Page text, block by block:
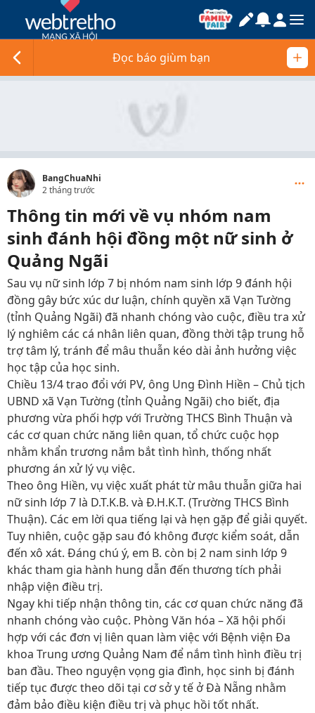
Đọc báo giùm bạn
BangChuaNhi
2 tháng trước
Thông tin mới về vụ nhóm nam
sinh đánh hội đồng một nữ sinh ở
Quảng Ngãi
Sau vụ nữ sinh lớp 7 bị nhóm nam sinh lớp 9 đánh hội
đồng gây bức xúc dư luận, chính quyền xã Vạn Tường
(tỉnh Quảng Ngãi) đã nhanh chóng vào cuộc, điều tra xử
lý nghiêm các cá nhân liên quan, đồng thời tập trung hỗ
trợ tâm lý, tránh để mâu thuẫn kéo dài ảnh hưởng việc
học tập của học sinh.
Chiều 13/4 trao đổi với PV, ông Ung Đình Hiền – Chủ tịch
UBND xã Vạn Tường (tỉnh Quảng Ngãi) cho biết, địa
phương vừa phối hợp với Trường THCS Bình Thuận và
các cơ quan chức năng liên quan, tổ chức cuộc họp
nhằm khẩn trương nắm bắt tình hình, thống nhất
phương án xử lý vụ việc.
Theo ông Hiền, vụ việc xuất phát từ mâu thuẫn giữa hai
nữ sinh lớp 7 là D.T.K.B. và Đ.H.K.T. (Trường THCS Bình
Thuận). Các em lời qua tiếng lại và hẹn gặp để giải quyết.
Tuy nhiên, cuộc gặp sau đó không được kiểm soát, dẫn
đến xô xát. Đáng chú ý, em B. còn bị 2 nam sinh lớp 9
khác tham gia hành hung dẫn đến thương tích phải
nhập viện điều trị.
Ngay khi tiếp nhận thông tin, các cơ quan chức năng đã
nhanh chóng vào cuộc. Phòng Văn hóa – Xã hội phối
hợp với các đơn vị liên quan làm việc với Bệnh viện Đa
khoa Trung ương Quảng Nam để nắm tình hình điều trị
ban đầu. Theo nguyện vọng gia đình, học sinh bị đánh
tiếp tục được theo dõi tại cơ sở y tế ở Đà Nẵng nhằm
đảm bảo điều kiện điều trị và phục hồi tốt nhất.